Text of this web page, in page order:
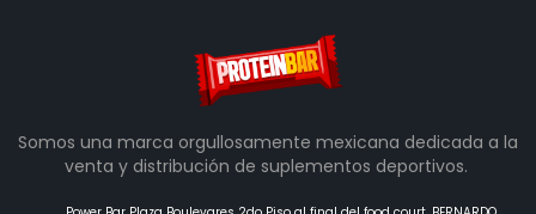
Somos una marca orgullosamente mexicana dedicada a la
venta y distribución de suplementos deportivos.